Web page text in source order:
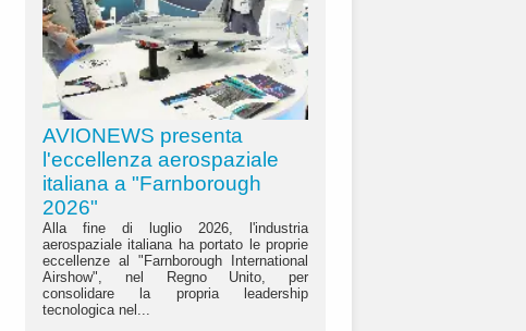
AVIONEWS presenta
l'eccellenza aerospaziale
italiana a "Farnborough
2026"
Alla fine di luglio 2026, l'industria
aerospaziale italiana ha portato le proprie
eccellenze al "Farnborough International
Airshow", nel Regno Unito, per
consolidare la propria leadership
tecnologica nel...